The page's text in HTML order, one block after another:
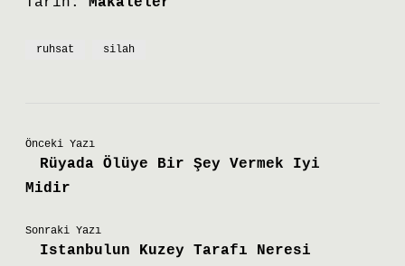
ruhsat silah
Önceki Yazı
Rüyada Ölüye Bir Şey Vermek Iyi
Midir
Sonraki Yazı
Istanbulun Kuzey Tarafı Neresi